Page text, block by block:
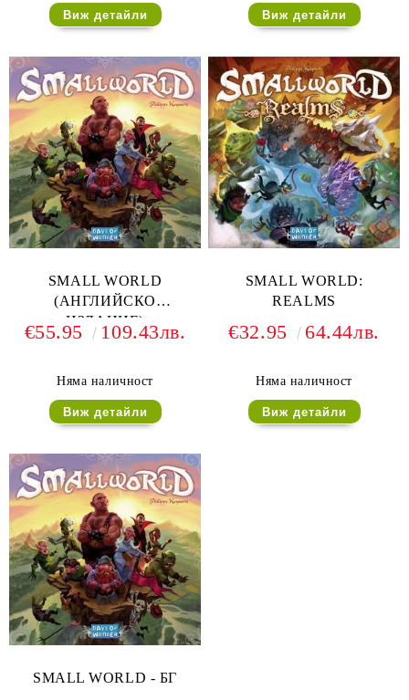
Виж детайли Виж детайли
SMALL WORLD
(АНГЛИЙСКО
ИЗДАНИЕ)
€55.95 109.43лв.
Няма наличност
Виж детайли
SMALL WORLD:
REALMS
€32.95 64.44лв.
Няма наличност
Виж детайли
SMALL WORLD - БГ